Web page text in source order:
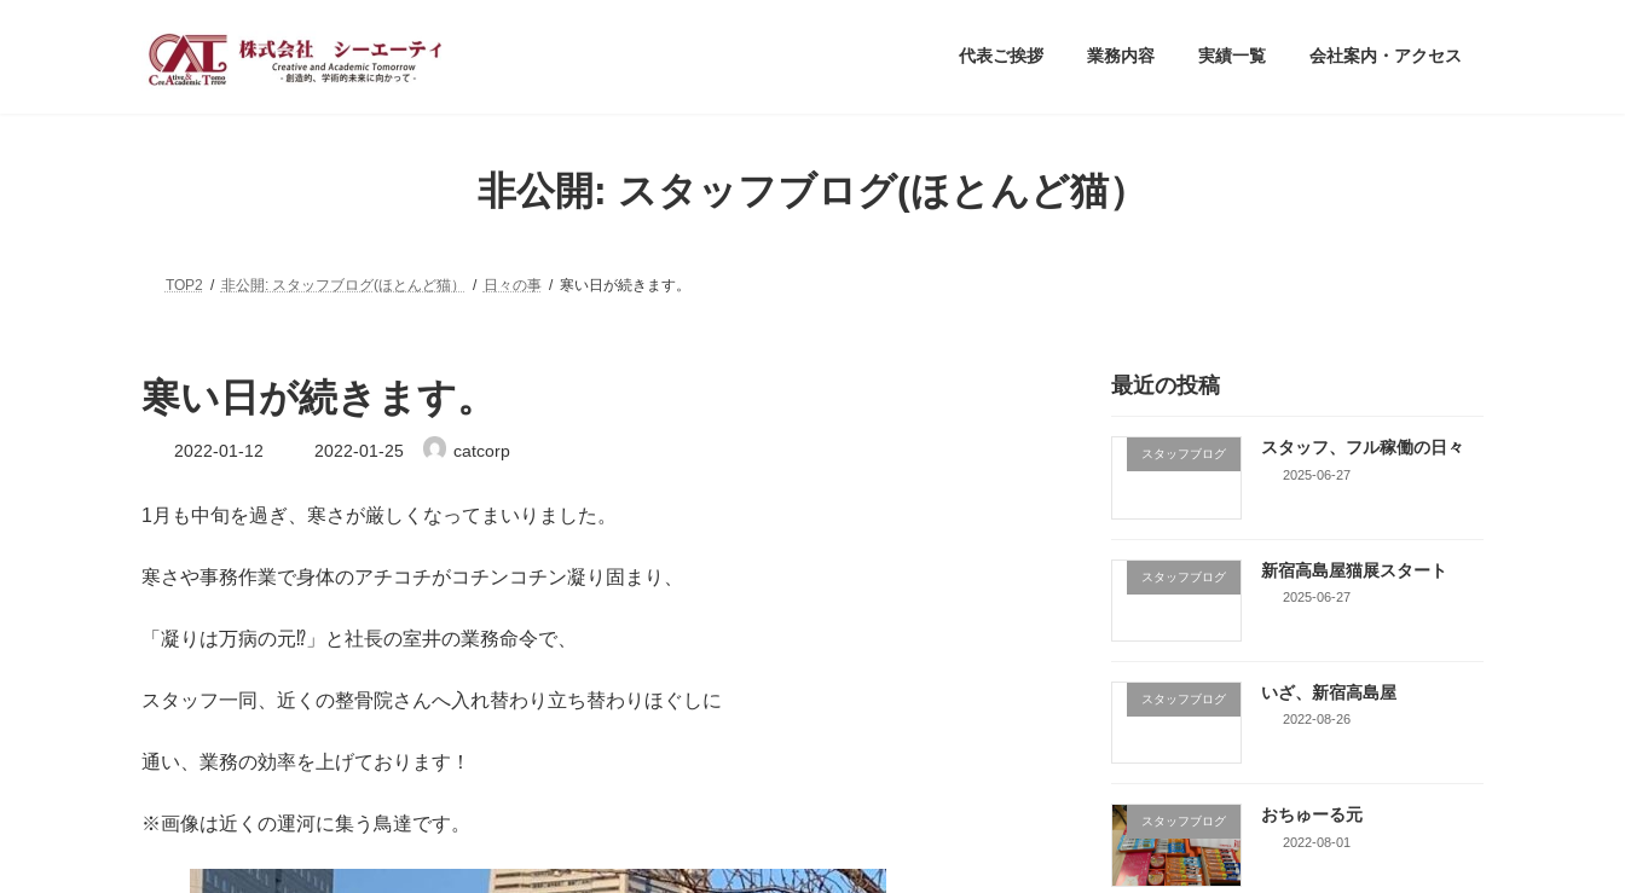
代表ご挨拶 業務内容 実績一覧 会社案内・アクセス
非公開: スタッフブログ(ほとんど猫）
TOP2 非公開: スタッフブログ(ほとんど猫） 日々の事 寒い日が続きます。
寒い日が続きます。
2022-01-12
最
終
新
日
:
2022-01-25 catcorp
1月も中旬を過ぎ、寒さが厳しくなってまいりました。
寒さや事務作業で身体のアチコチがコチンコチン凝り固まり、
「凝りは万病の元⁉」と社長の室井の業務命令で、
スタッフ一同、近くの整骨院さんへ入れ替わり立ち替わりほぐしに
通い、業務の効率を上げております！
※画像は近くの運河に集う鳥達です。
最近の投稿
スタッフブログ スタッフ、フル稼働の日々
2025-06-27
スタッフブログ 新宿高島屋猫展スタート
2025-06-27
スタッフブログ いざ、新宿高島屋
2022-08-26
スタッフブログ おちゅーる元
2022-08-01